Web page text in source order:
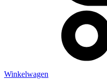
Winkelwagen